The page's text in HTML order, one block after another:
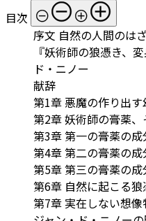
目次
序文 自然の人間のは
『妖術師の狼憑き、
ド・ニノー
献辞
第1章 悪魔の作り出
第2章 妖術師の膏薬
第3章 第一の膏薬の
第4章 第二の膏薬の
第5章 第三の膏薬の
第6章 自然に起こる狼
第7章 実在しない想